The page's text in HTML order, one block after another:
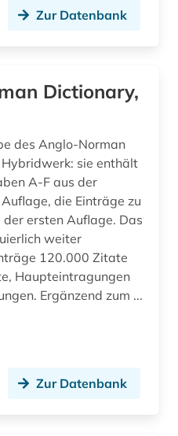
geschichte 1981-1995 (1)
geschichte 800-1121 (1)
888-998 (1)
geschichte anfänge – 1226 (1)
geschichte des theater (1)
Zur Datenbank
Dictionary,
des Anglo-Norman
sie enthält
A-F aus der
die Einträge zu
ersten Auflage. Das
weiter
120.000 Zitate
Haupteintragungen
Ergänzend zum ...
Zur Datenbank